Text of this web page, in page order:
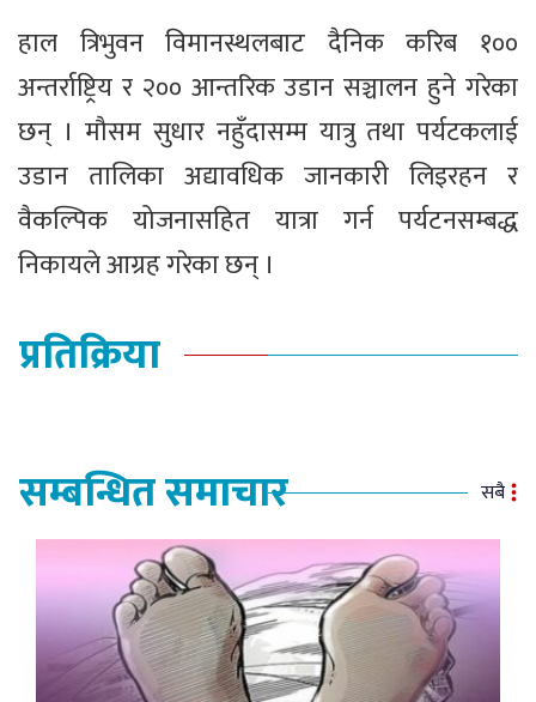
हाल त्रिभुवन विमानस्थलबाट दैनिक करिब १००
अन्तर्राष्ट्रिय र २०० आन्तरिक उडान सञ्चालन हुने गरेका
छन् । मौसम सुधार नहुँदासम्म यात्रु तथा पर्यटकलाई
उडान तालिका अद्यावधिक जानकारी लिइरहन र
वैकल्पिक योजनासहित यात्रा गर्न पर्यटनसम्बद्ध
निकायले आग्रह गरेका छन् ।
प्रतिक्रिया
सम्बन्धित समाचार सबै